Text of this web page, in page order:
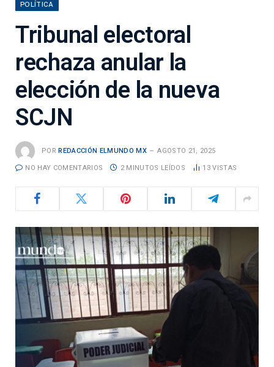
POLÍTICA
Tribunal electoral
rechaza anular la
elección de la nueva
SCJN
POR REDACCIÓN ELMUNDO MX AGOSTO 21, 2025
NO HAY COMENTARIOS 2 MINUTOS LEÍDOS 13VISTAS